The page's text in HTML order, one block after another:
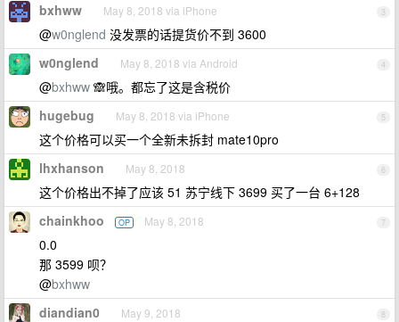
3
bxhww May 8, 2018 via iPhone
@w0nglend 没发票的话提货价不到 3600
4
w0nglend May 8, 2018 via Android
@bxhww 🙈哦。都忘了这是含税价
5
hugebug May 8, 2018 via iPhone
这个价格可以买一个全新未拆封 mate10pro
6
lhxhanson May 8, 2018
这个价格出不掉了应该 51 苏宁线下 3699 买了一台 6+128
7
chainkhoo OP May 8, 2018
0.0
那 3599 呗？
@bxhww
8
diandian0 May 9, 2018